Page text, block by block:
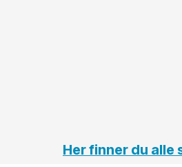
Her finner du alle